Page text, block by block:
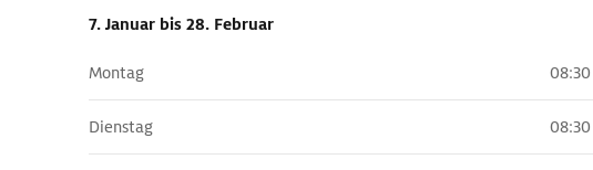
7. Januar bis 28. Februar
Montag 08:30
Dienstag 08:30